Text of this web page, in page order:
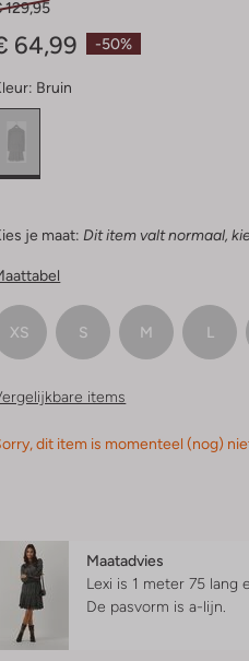
-50%
129,95
64,99
Bruin
je maat: Dit item valt normaal,
XS S M L
items
dit item is momenteel (nog)
Maatadvies
Lexi is 1 meter 75 lang
De pasvorm isa-lijn